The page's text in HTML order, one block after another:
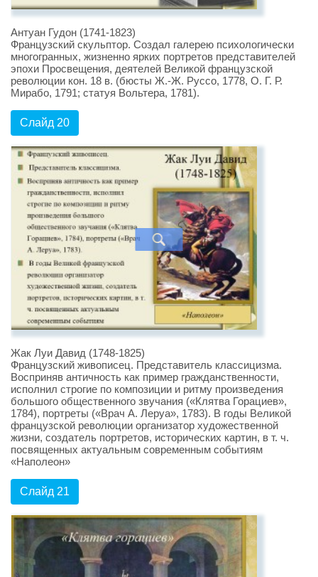
Антуан Гудон (1741-1823)
Французский скульптор. Создал галерею психологически
многогранных, жизненно ярких портретов представителей
эпохи Просвещения, деятелей Великой французской
революции кон. 18 в. (бюсты Ж.-Ж. Руссо, 1778, О. Г. Р.
Мирабо, 1791; статуя Вольтера, 1781).
Слайд 20
Жак Луи Давид (1748-1825)
Французский живописец. Представитель классицизма.
Восприняв античность как пример гражданственности,
исполнил строгие по композиции и ритму произведения
большого общественного звучания («Клятва Горациев»,
1784), портреты («Врач А. Леруа», 1783). В годы Великой
французской революции организатор художественной
жизни, создатель портретов, исторических картин, в т. ч.
посвященных актуальным современным событиям
«Наполеон»
Слайд 21